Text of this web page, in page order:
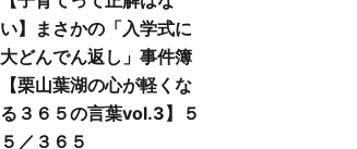
い】まさかの「入学式に
大どんでん返し」事件簿
【栗山葉湖の心が軽くな
る３６５の言葉vol.3】５
５／３６５